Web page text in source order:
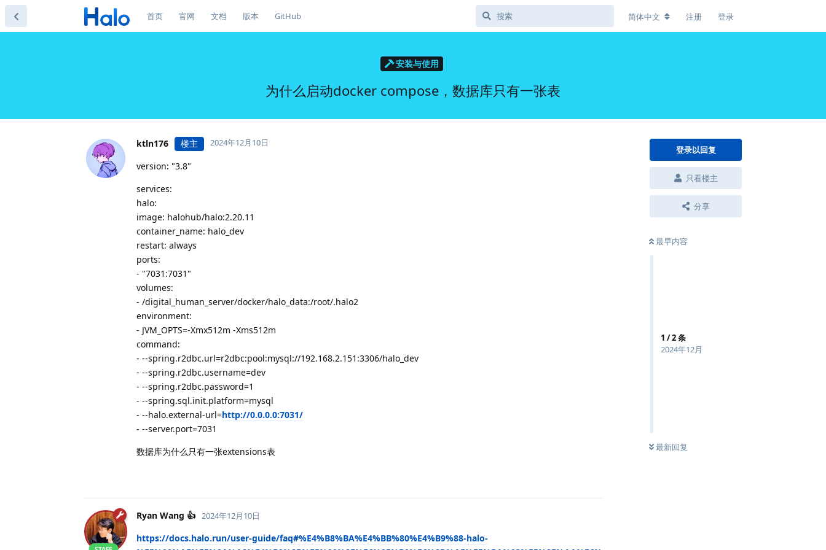
首页 官网 文档 版本 GitHub 简体中文 注册 登录
安装与使用
为什么启动docker compose，数据库只有一张表
登录以回复
只看楼主
分享
最早内容
1 /2条
2024年12月
最新回复
ktln176 楼主 2024年12月10日
version: "3.8"
services:
halo:
image: halohub/halo:2.20.11
container_name: halo_dev
restart: always
ports:
- "7031:7031"
volumes:
- /digital_human_server/docker/halo_data:/root/.halo2
environment:
- JVM_OPTS=-Xmx512m -Xms512m
command:
- --spring.r2dbc.url=r2dbc:pool:mysql://192.168.2.151:3306/halo_dev
- --spring.r2dbc.username=dev
- --spring.r2dbc.password=1
- --spring.sql.init.platform=mysql
- --halo.external-url=http://0.0.0.0:7031/
- --server.port=7031
数据库为什么只有一张extensions表
Ryan Wang 👍 2024年12月10日
https://docs.halo.run/user-guide/faq#%E4%B8%BA%E4%BB%80%E4%B9%88-halo-